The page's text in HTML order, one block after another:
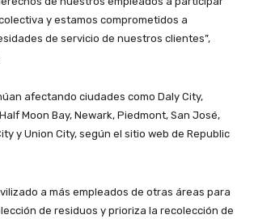
y estamos comprometidos a
de servicio de nuestros clientes”,
afectando ciudades como Daly City,
Moon Bay, Newark, Piedmont, San José,
y Union City, según el sitio web de Republic
a más empleados de otras áreas para
de residuos y prioriza la recolección de